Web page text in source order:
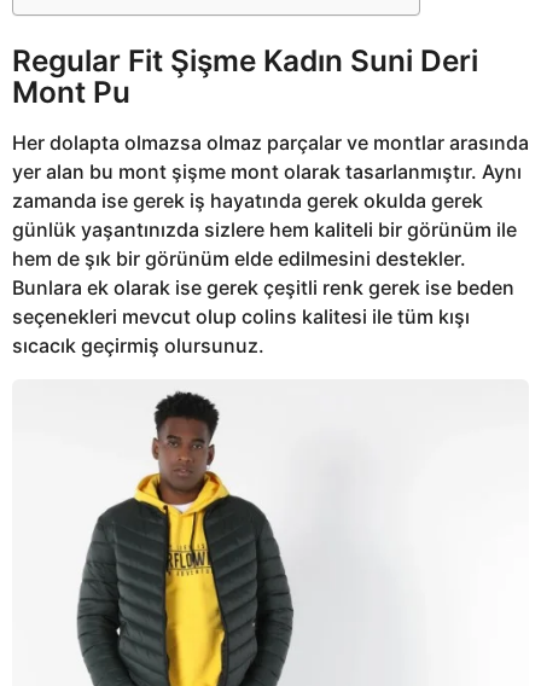
Regular Fit Şişme Kadın Suni Deri
Mont Pu
Her dolapta olmazsa olmaz parçalar ve montlar arasında
yer alan bu mont şişme mont olarak tasarlanmıştır. Aynı
zamanda ise gerek iş hayatında gerek okulda gerek
günlük yaşantınızda sizlere hem kaliteli bir görünüm ile
hem de şık bir görünüm elde edilmesini destekler.
Bunlara ek olarak ise gerek çeşitli renk gerek ise beden
seçenekleri mevcut olup colins kalitesi ile tüm kışı
sıcacık geçirmiş olursunuz.